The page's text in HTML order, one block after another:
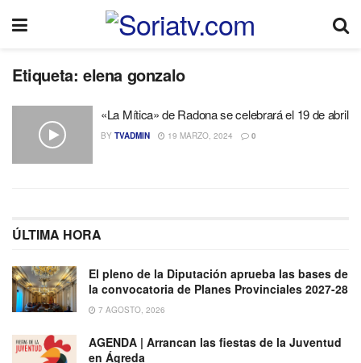
Etiqueta: elena gonzalo
«La Mítica» de Radona se celebrará el 19 de abril
BY TVADMIN 19 MARZO, 2024 0
ÚLTIMA HORA
El pleno de la Diputación aprueba las bases de
la convocatoria de Planes Provinciales 2027-28
7 AGOSTO, 2026
AGENDA | Arrancan las fiestas de la Juventud
en Ágreda